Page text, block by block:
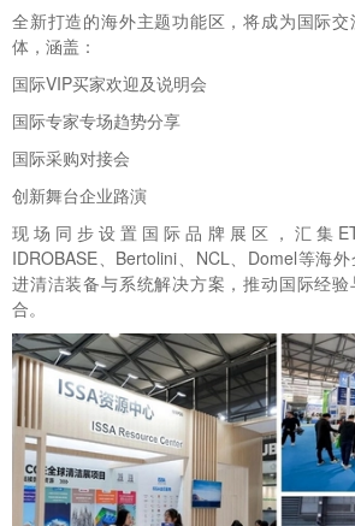
全新打造的海外主题功能区，将成为国际
体，涵盖：
国际VIP买家欢迎及说明会
国际专家专场趋势分享
国际采购对接会
创新舞台企业路演
现场同步设置国际品牌展区，汇集
IDROBASE、Bertolini、NCL、Domel等海
进清洁装备与系统解决方案，推动国际经
合。